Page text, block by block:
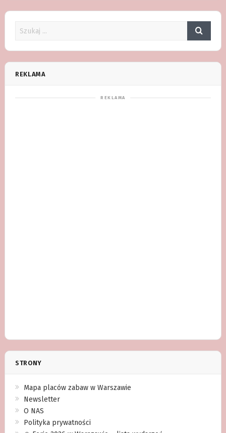
REKLAMA
STRONY
Mapa placów zabaw w Warszawie
Newsletter
O NAS
Polityka prywatności